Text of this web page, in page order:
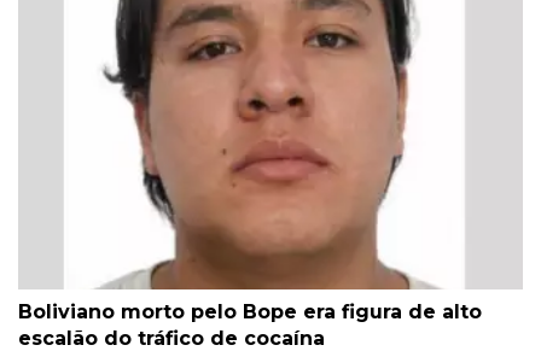
Boliviano morto pelo Bope era figura de alto
escalão do tráfico de cocaína